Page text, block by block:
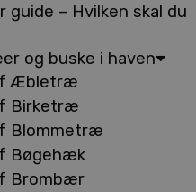
guide – Hvilken skal du
og buske i haven
Æbletræ
Birketræ
Blommetræ
Bøgehæk
Brombær